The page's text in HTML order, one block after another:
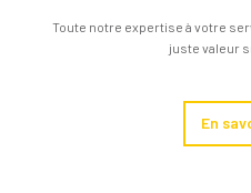
Toute notre expertise à votre
juste valeur
En